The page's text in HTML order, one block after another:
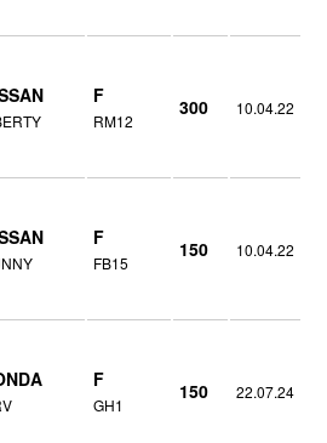
F
RM12
300 10.04.22
F
FB15
150 10.04.22
F
GH1
150 22.07.24